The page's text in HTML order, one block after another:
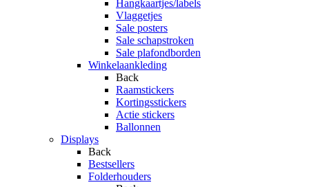
Hangkaartjes/labels
Vlaggetjes
Sale posters
Sale schapstroken
Sale plafondborden
Winkelaankleding
Back
Raamstickers
Kortingsstickers
Actie stickers
Ballonnen
Displays
Back
Bestsellers
Folderhouders